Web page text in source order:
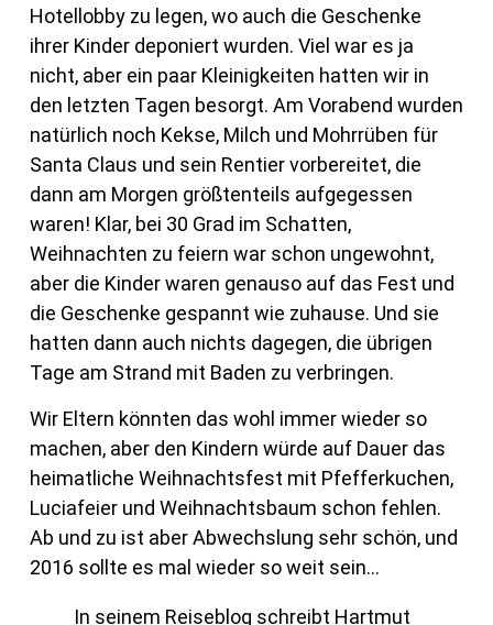
Hotellobby zu legen, wo auch die Geschenke
ihrer Kinder deponiert wurden. Viel war es ja
nicht, aber ein paar Kleinigkeiten hatten wir in
den letzten Tagen besorgt. Am Vorabend wurden
natürlich noch Kekse, Milch und Mohrrüben für
Santa Claus und sein Rentier vorbereitet, die
dann am Morgen größtenteils aufgegessen
waren! Klar, bei 30 Grad im Schatten,
Weihnachten zu feiern war schon ungewohnt,
aber die Kinder waren genauso auf das Fest und
die Geschenke gespannt wie zuhause. Und sie
hatten dann auch nichts dagegen, die übrigen
Tage am Strand mit Baden zu verbringen.
Wir Eltern könnten das wohl immer wieder so
machen, aber den Kindern würde auf Dauer das
heimatliche Weihnachtsfest mit Pfefferkuchen,
Luciafeier und Weihnachtsbaum schon fehlen.
Ab und zu ist aber Abwechslung sehr schön, und
2016 sollte es mal wieder so weit sein…
In seinem Reiseblog schreibt Hartmut